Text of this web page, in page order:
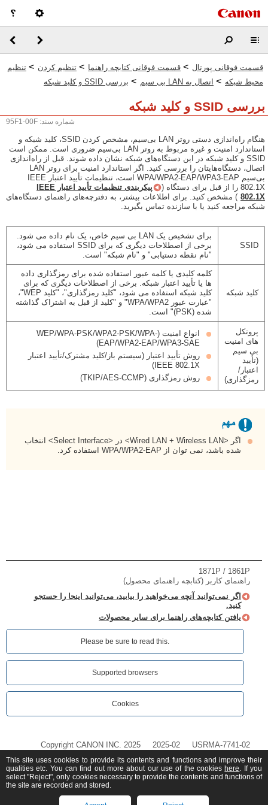
قسمت فوقانی پورتال > قسمت فوقانی کتابچه راهنما > تنظیم کردن > تنظیم
محیط شبکه > اتصال به LAN بی سیم > بررسی SSID و کلید شبکه
بررسی SSID و کلید شبکه
شماره سند: 95F1-00F
هنگام راه‌اندازی دستی روتر LAN بی‌سیم، مشخص کردن SSID، کلید شبکه و
استاندارد امنیت و غیره مربوط به روتر LAN بی‌سیم ضروری است. ممکن است
SSID و کلید شبکه در این دستگاه‌های شبکه نشان داده شوند. قبل از راه‌اندازی
اتصال، دستگاه‌هایتان را بررسی کنید. اگر استاندارد امنیت برای روتر LAN
بی‌سیم WPA/WPA2-EAP/WPA3-EAP است، تنظیمات تأیید اعتبار IEEE
802.1X را از قبل برای دستگاه (
پیکربندی تنظیمات تأیید اعتبار IEEE
802.1X ) مشخص کنید. برای اطلاعات بیشتر، به دفترچه‌های راهنمای دستگاه‌های
شبکه مراجعه کنید یا با سازنده تماس بگیرید.
SSID
برای تشخیص یک LAN بی سیم خاص، یک نام داده می شود.
برخی از اصطلاحات دیگری که برای SSID استفاده می شود،
"نام نقطه دستیابی" و "نام شبکه" است.
کلید شبکه
کلمه کلیدی یا کلمه عبور استفاده شده برای رمزگذاری داده
ها یا تأیید اعتبار شبکه. برخی از اصطلاحات دیگری که برای
کلید شبکه استفاده می شود، "کلید رمزگذاری"، "کلید WEP"،
"عبارت عبور WPA/WPA2" و "کلید از قبل به اشتراک گذاشته
شده (PSK)" است.
پروتکل
های امنیت
بی سیم
(تأیید
اعتبار/
رمزگذاری)
انواع امنیت (WEP/WPA-PSK/WPA2-PSK/WPA-
EAP/WPA2-EAP/WPA3-SAE)
روش تأیید اعتبار (سیستم باز/کلید مشترک/تأیید اعتبار
IEEE 802.1X)
روش رمزگذاری (TKIP/AES-CCMP)
اگر <Wired LAN + Wireless LAN> در <Select Interface> انتخاب
شده باشد، نمی توان از WPA/WPA2-EAP استفاده کرد.
1871P / 1861P
راهنمای کاربر (کتابچه راهنمای محصول)
اگر نمی‌توانید آنچه می‌خواهید را بیابید، می‌توانید اینجا را جستجو
کنید.
یافتن کتابچه‌های راهنما برای سایر محصولات
Please be sure to read this.‎
Supported browsers
Cookies
USRMA-7741-02
2025-02
Copyright CANON INC. 2025
This site uses cookies to provide its contents and functions and improve their
qualities etc. You can find out more about our use of the cookies here. If you
select "Reject", only cookies necessary to provide the contents and functions of
the site are recorded and stored.